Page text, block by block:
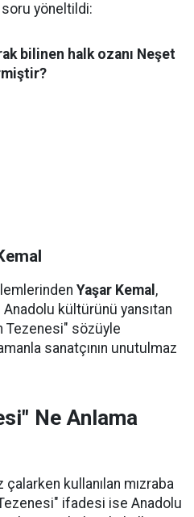
yöneltildi:
bilinen halk ozanı Neşet
Yaşar Kemal ,
Anadolu kültürünü yansıtan
Tezenesi" sözüyle
sanatçının unutulmaz
Ne Anlama
kullanılan mızraba
ifadesi ise Anadolu